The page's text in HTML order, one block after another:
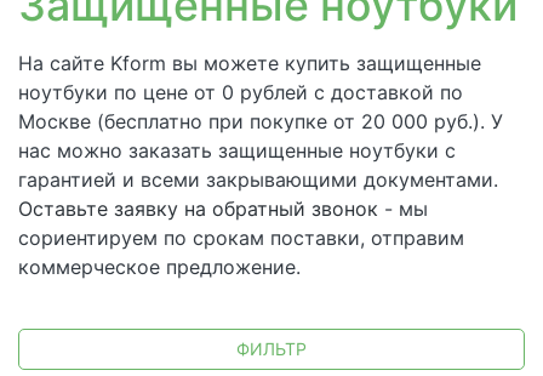
На сайте Kform вы можете купить защищенные
ноутбуки по цене от 0 рублей с доставкой по
Москве (бесплатно при покупке от 20 000 руб.). У
нас можно заказать защищенные ноутбуки с
гарантией и всеми закрывающими документами.
Оставьте заявку на обратный звонок - мы
сориентируем по срокам поставки, отправим
коммерческое предложение.
ФИЛЬТР